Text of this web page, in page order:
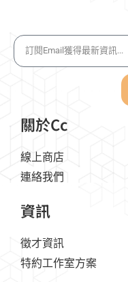
關於Cc
線上商店
連絡我們
資訊
徵才資訊
特約工作室方案